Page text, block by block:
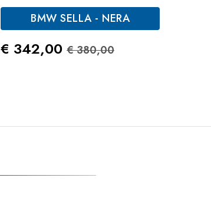
BMW SELLA - NERA
Prezzo
€ 342,00 Prezzo Standard
€ 380,00